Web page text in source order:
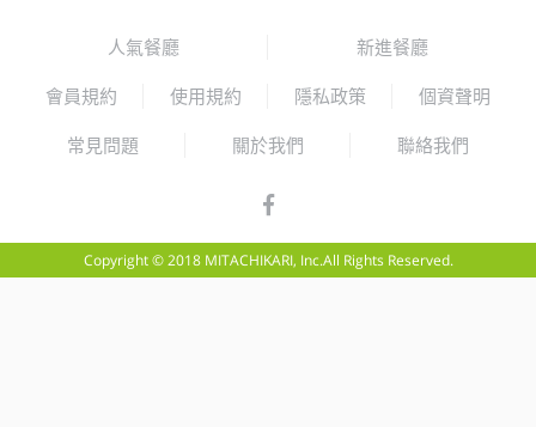
人氣餐廳 新進餐廳
會員規約 使用規約 隱私政策 個資聲明
常見問題 關於我們 聯絡我們
Copyright © 2018 MITACHIKARI, Inc.All Rights Reserved.